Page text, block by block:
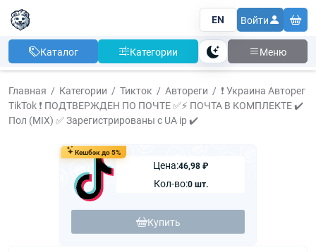
EN Войти
Каталог Категории Тема Меню
Главная Категории Тикток Автореги
❗️ Украина Авторег
TikTok ❗️ ПОДТВЕРЖДЕН ПО ПОЧТЕ ✅⚡️ ПОЧТА В КОМПЛЕКТЕ ✔️
Пол (MIX) ✅ Зарегистрированы с UA ip ✔️
Кешбэк до 5%
Цена:46,98 ₽
Кол-во:0 шт.
Купить